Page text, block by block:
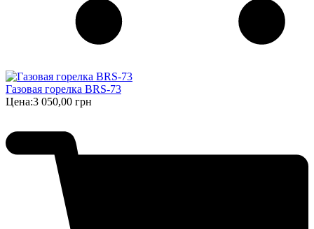
Газовая горелка BRS-73
Цена:3 050,00 грн